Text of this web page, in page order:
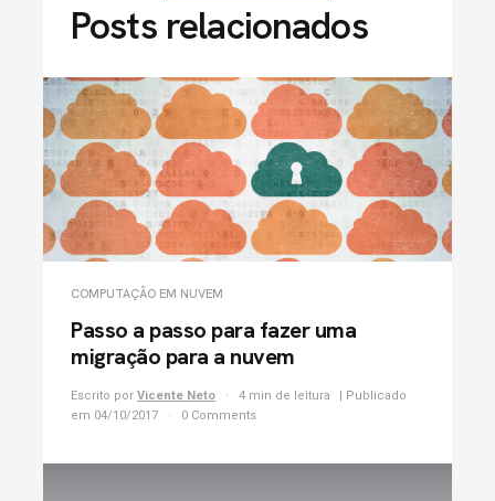
Posts relacionados
COMPUTAÇÃO EM NUVEM
Passo a passo para fazer uma
migração para a nuvem
Escrito por Vicente Neto 4 min de leitura
| Publicado
em 04/10/2017
0 Comments